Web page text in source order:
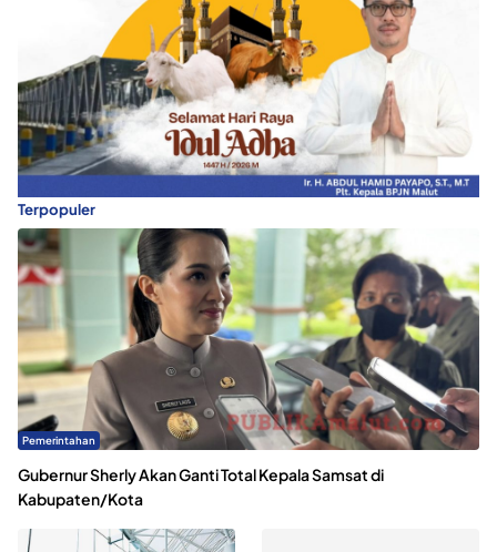
Terpopuler
Pemerintahan
Gubernur Sherly Akan Ganti Total Kepala Samsat di
Kabupaten/Kota